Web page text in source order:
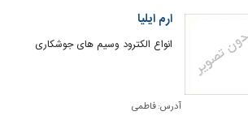
ارم ایلیا
انواع الکترود وسیم های جوشکاری
آدرس:فاطمی